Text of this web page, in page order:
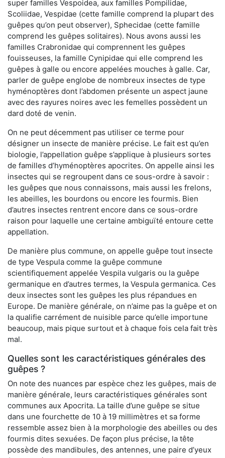
super familles Vespoidea, aux familles Pompilidae,
Scoliidae, Vespidae (cette famille comprend la plupart des
guêpes qu’on peut observer), Sphecidae (cette famille
comprend les guêpes solitaires). Nous avons aussi les
familles Crabronidae qui comprennent les guêpes
fouisseuses, la famille Cynipidae qui elle comprend les
guêpes à galle ou encore appelées mouches à galle. Car,
parler de guêpe englobe de nombreux insectes de type
hyménoptères dont l’abdomen présente un aspect jaune
avec des rayures noires avec les femelles possèdent un
dard doté de venin.
On ne peut décemment pas utiliser ce terme pour
désigner un insecte de manière précise. Le fait est qu’en
biologie, l’appellation guêpe s’applique à plusieurs sortes
de familles d’hyménoptères apocrites. On appelle ainsi les
insectes qui se regroupent dans ce sous-ordre à savoir :
les guêpes que nous connaissons, mais aussi les frelons,
les abeilles, les bourdons ou encore les fourmis. Bien
d’autres insectes rentrent encore dans ce sous-ordre
raison pour laquelle une certaine ambiguïté entoure cette
appellation.
De manière plus commune, on appelle guêpe tout insecte
de type Vespula comme la guêpe commune
scientifiquement appelée Vespila vulgaris ou la guêpe
germanique en d’autres termes, la Vespula germanica. Ces
deux insectes sont les guêpes les plus répandues en
Europe. De manière générale, on n’aime pas la guêpe et on
la qualifie carrément de nuisible parce qu’elle importune
beaucoup, mais pique surtout et à chaque fois cela fait très
mal.
Quelles sont les caractéristiques générales des
guêpes ?
On note des nuances par espèce chez les guêpes, mais de
manière générale, leurs caractéristiques générales sont
communes aux Apocrita. La taille d’une guêpe se situe
dans une fourchette de 10 à 19 millimètres et sa forme
ressemble assez bien à la morphologie des abeilles ou des
fourmis dites sexuées. De façon plus précise, la tête
possède des mandibules, des antennes, une paire d’yeux